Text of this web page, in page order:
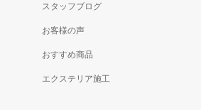
スタッフブログ
お客様の声
おすすめ商品
エクステリア施工